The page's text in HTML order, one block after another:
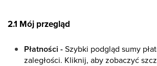
2.1 Mój przegląd
Płatności -Szybki podgląd sumy
zaległości. Kliknij, aby zobaczyć